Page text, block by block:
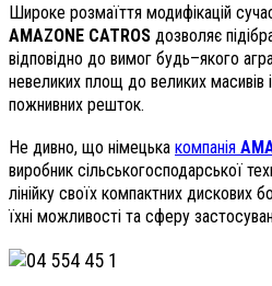
Широке розмаїття модифікацій
AMAZONE CATROS дозволяє
відповідно до вимог будь–якого
невеликих площ до великих масивів
пожнивних решток.
Не дивно, що німецька компанія
виробник сільськогосподарської
лінійку своїх компактних дискових
їхні можливості та сферу